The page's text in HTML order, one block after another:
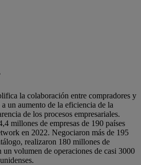
la colaboración entre compradores y
un aumento de la eficiencia de la
de los procesos empresariales.
millones de empresas de 190 países
en 2022. Negociaron más de 195
realizaron 180 millones de
un volumen de operaciones de casi 3000